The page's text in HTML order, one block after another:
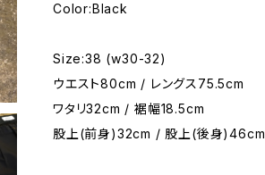
Color:Black
Size:38 (w30-32)
ウエスト80cm / レングス75.5cm
ワタリ32cm / 裾幅18.5cm
股上(前身)32cm / 股上(後身)46cm